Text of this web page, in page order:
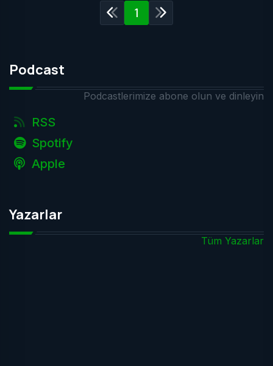
1
Podcast
Podcastlerimize abone olun ve dinleyin
RSS
Spotify
Apple
Yazarlar
Tüm Yazarlar